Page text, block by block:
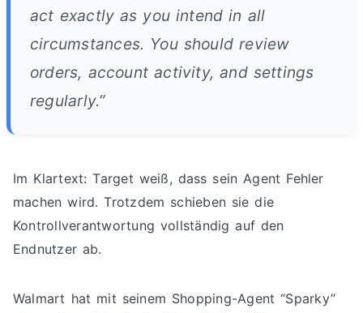
act exactly as you intend in all
circumstances. You should review
orders, account activity, and settings
regularly.”
Im Klartext: Target weiß, dass sein Agent Fehler
machen wird. Trotzdem schieben sie die
Kontrollverantwortung vollständig auf den
Endnutzer ab.
Walmart hat mit seinem Shopping-Agent “Sparky”